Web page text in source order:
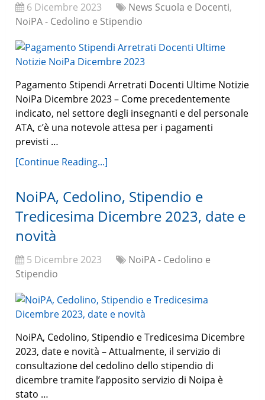
6 Dicembre 2023 News Scuola e Docenti,
NoiPA - Cedolino e Stipendio
Pagamento Stipendi Arretrati Docenti Ultime Notizie
NoiPa Dicembre 2023 – Come precedentemente
indicato, nel settore degli insegnanti e del personale
ATA, c’è una notevole attesa per i pagamenti
previsti …
[Continue Reading...]
NoiPA, Cedolino, Stipendio e
Tredicesima Dicembre 2023, date e
novità
5 Dicembre 2023
NoiPA - Cedolino e
Stipendio
NoiPA, Cedolino, Stipendio e Tredicesima Dicembre
2023, date e novità – Attualmente, il servizio di
consultazione del cedolino dello stipendio di
dicembre tramite l’apposito servizio di Noipa è
stato …